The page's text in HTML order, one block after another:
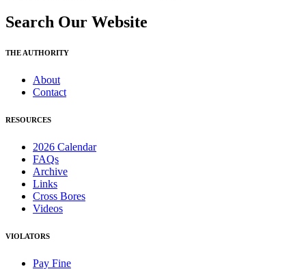
Search Our Website
THE AUTHORITY
About
Contact
RESOURCES
2026 Calendar
FAQs
Archive
Links
Cross Bores
Videos
VIOLATORS
Pay Fine